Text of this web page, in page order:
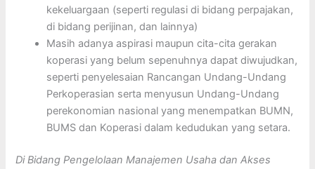
kekeluargaan (seperti regulasi di bidang perpajakan,
di bidang perijinan, dan lainnya)
Masih adanya aspirasi maupun cita-cita gerakan
koperasi yang belum sepenuhnya dapat diwujudkan,
seperti penyelesaian Rancangan Undang-Undang
Perkoperasian serta menyusun Undang-Undang
perekonomian nasional yang menempatkan BUMN,
BUMS dan Koperasi dalam kedudukan yang setara.
Di Bidang Pengelolaan Manajemen Usaha dan Akses